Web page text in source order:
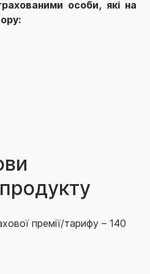
особи, які на
законом порядку
(підняття понад 2500
парашутний спорт,
дайвінг (глибина
хокей, мотоспорт;
премії/тарифу – 140